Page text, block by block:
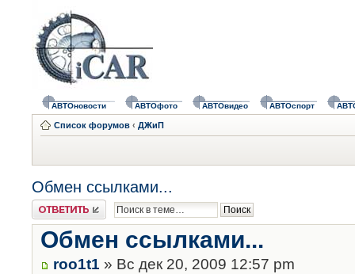
АВТОновости АВТОфото АВТОвидео АВТОспорт
Список форумов ‹ ДЖиП
Обмен ссылками...
Ответить
Обмен ссылками...
roo1t1 » Вс дек 20, 2009 12:57 pm